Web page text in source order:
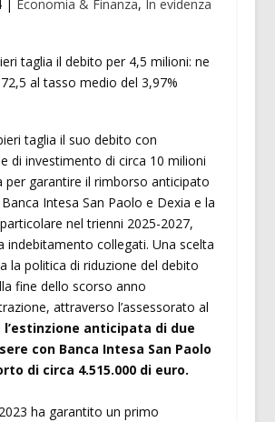
| Economia & Finanza, In evidenza
taglia il suo debito con
di investimento di circa 10 milioni
per garantire il rimborso anticipato
Intesa San Paolo e Dexia e la
nel trienni 2025-2027,
indebitamento collegati. Una scelta
la politica di riduzione del debito
fine dello scorso anno
attraverso l’assessorato al
l’estinzione anticipata di due
con Banca Intesa San Paolo
di circa 4.515.000 di euro.
ha garantito un primo